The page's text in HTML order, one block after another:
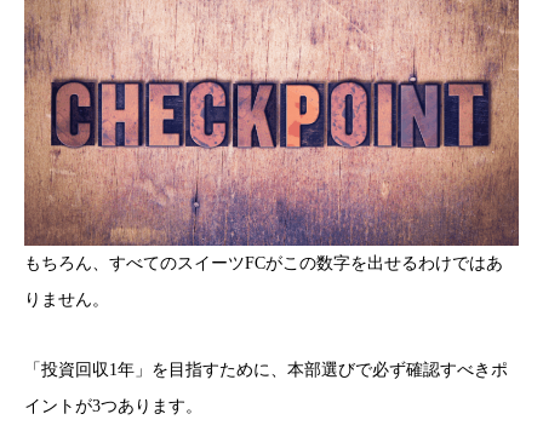
もちろん、すべてのスイーツFCがこの数字を出せるわけではあ
りません。
「投資回収1年」を目指すために、本部選びで必ず確認すべきポ
イントが3つあります。